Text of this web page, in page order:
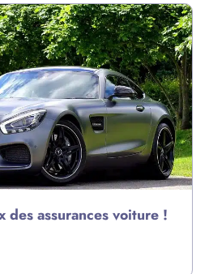
des assurances voiture !